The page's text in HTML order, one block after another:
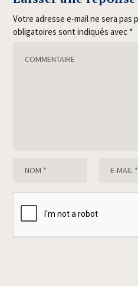
Votre adresse e-mail ne sera pas
obligatoires sont indiqués avec *